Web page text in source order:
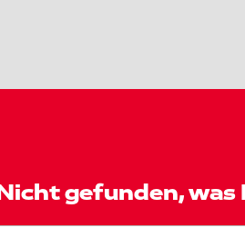
Nicht gefunden, was